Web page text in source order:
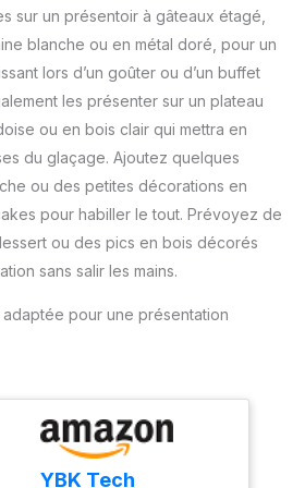
mères, Noël, Pâques, les
anniversaires.
d'amande et d'autres
poudres. De plus, il peut
également être utilisé
pour tamiser, égoutter,
filtrer les aliments et les
ingrédients avant la
cuisson et la cuisson.
【Traitement de
laminage des bords
a une finition soignée.
Les bords sont arrondis
exempt de bavures et
à farine ordinaire, il
dispose d'un processus
de découpage à
TEXTURE RÉGULIÈRE : Le
tamis de cuisine aide à
éliminer les grumeaux et
à aérer les ingrédients
secs. Idéal pour obtenir
des préparations plus
homogènes pour
crêpes, pancakes et
pâtisseries. CAPACITÉ DE
250 G : Le récipient
possède des repères en
pour mieux contrôler la
convient aux recettes
courantes sans
rechargement fréquent.
ACIER INOXYDABLE
sur un présentoir à gâteaux étagé,
blanche ou en métal doré, pour un
lors d’un goûter ou d’un buffet
les présenter sur un plateau
ou en bois clair qui mettra en
du glaçage. Ajoutez quelques
ou des petites décorations en
pour habiller le tout. Prévoyez de
ou des pics en bois décorés
sans salir les mains.
pour une présentation
YBK Tech